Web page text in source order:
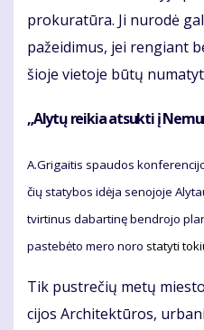
pro­ku­ra­tū­ra. Ji nu­ro­dė
pa­žei­di­mus, jei ren­giant
šio­je vie­to­je bū­tų
„Aly­tų reik­ia at­suk­ti į
A.Gri­gai­tis spau­dos
čių sta­ty­bos idė­ja se­no­jo­je
tvir­ti­nus da­bar­ti­nę ben­dro­jo
pa­ste­bė­to me­ro no­ro sta­ty­ti
Tik pus­tre­čių me­tų
ci­jos Ar­chi­tek­tū­ros,